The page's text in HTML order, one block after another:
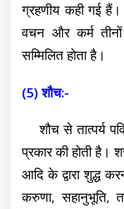
ग्रहणीय कही गई
वचन और कर्म
सम्मिलित होता है।
(5) शौच:-
शौच से तात्पर्य
प्रकार की होती है।
आदि के द्वारा शुद्ध
करुणा, सहानुभूति,